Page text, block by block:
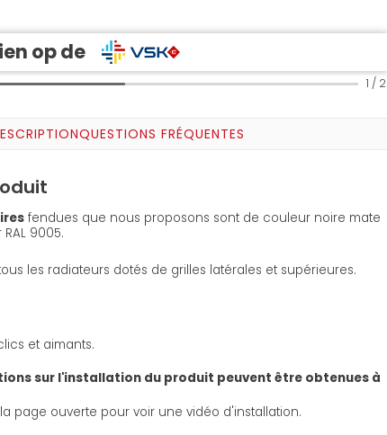
op de
1 / 2
QUESTIONS FRÉQUENTES
fendues que nous proposons sont de couleur noire mate
9005.
les radiateurs dotés de grilles latérales et supérieures.
et aimants.
sur l'installation du produit peuvent être obtenues à
page ouverte pour voir une vidéo d'installation.